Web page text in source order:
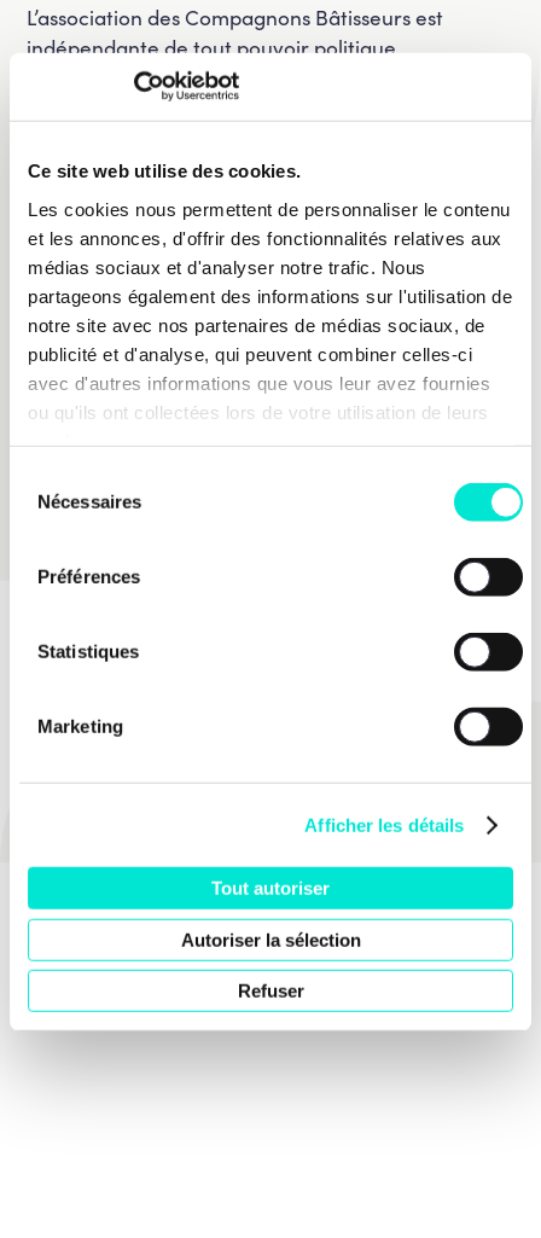
Ce site web utilise des cookies.
Les cookies nous permettent de personnaliser le contenu
et les annonces, d'offrir des fonctionnalités relatives aux
médias sociaux et d'analyser notre trafic. Nous
partageons également des informations sur l'utilisation de
notre site avec nos partenaires de médias sociaux, de
publicité et d'analyse, qui peuvent combiner celles-ci
avec d'autres informations que vous leur avez fournies
ou qu'ils ont collectées lors de votre utilisation de leurs
Nécessaires
Préférences
Statistiques
Marketing
Afficher les détails
Tout autoriser
Autoriser la sélection
Refuser
L’association des Compagnons Bâtisseurs est
indépendante de tout pouvoir politique,
philosophique ou financier, elle n’est donc
aucunement liée à notre mouvement qui a soutenu